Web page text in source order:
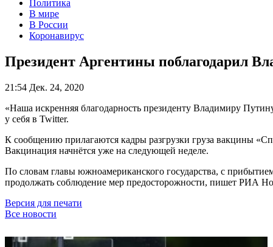
Политика
В мире
В России
Коронавирус
Президент Аргентины поблагодарил
21:54 Дек. 24, 2020
«Наша искренняя благодарность президенту Владимиру
у себя в Twitter.
К сообщению прилагаются кадры разгрузки груза вакцины
Вакцинация начнётся уже на следующей неделе.
По словам главы южноамериканского государства, с
продолжать соблюдение мер предосторожности, пишет РИА
Версия для печати
Все новости